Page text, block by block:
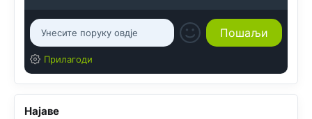
Прилагоди
Најаве